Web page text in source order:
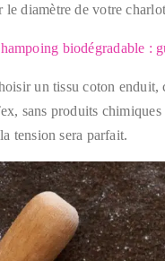
le diamètre de votre
biodégradable :
un tissu coton enduit,
sans produits
tension sera parfait.